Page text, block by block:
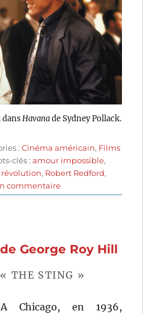
dans Havanade Sydney Pollack.
:Cinéma américain, Films
clés :amour impossible,
révolution, Robert Redford,
commentairesur
Havana
Pollack
George Roy Hill
THE STING »
A Chicago, en 1936,